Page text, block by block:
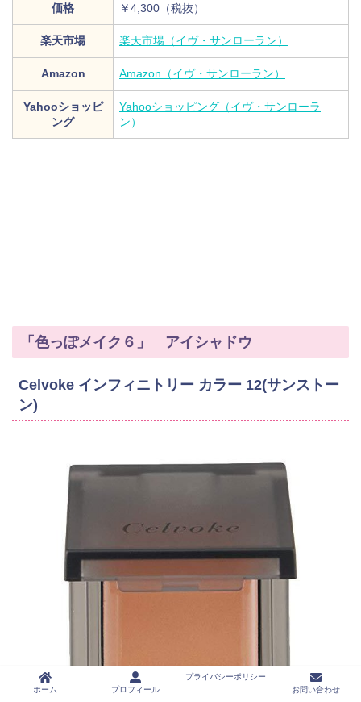
価格 ￥4,300（税抜）
楽天市場 楽天市場（イヴ・サンローラン）
Amazon Amazon（イヴ・サンローラン）
Yahooショッピ
ング
Yahooショッピング（イヴ・サンローラ
ン）
「色っぽメイク６」 アイシャドウ
Celvoke インフィニトリー カラー 12(サンストー
ン)
ホーム プロフィール
プライバシーポリシー
お問い合わせ